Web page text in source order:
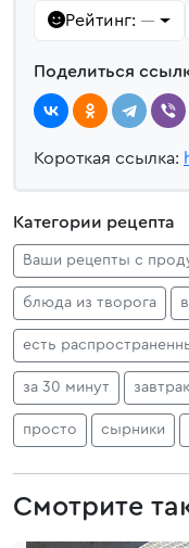
Рейтинг: —
Поделиться
Короткая ссылка:
Категории рецепта
Ваши рецепты с
блюда из творога
есть
за 30 минут завтрак
просто сырники
Смотрите